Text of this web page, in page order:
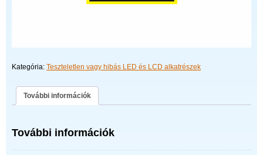
Kategória: Teszteletlen vagy hibás LED és LCD alkatrészek
További információk
További információk